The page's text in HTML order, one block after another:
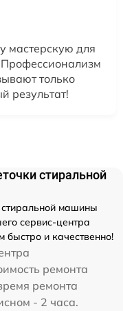
мастерскую для
только
результат!
стиральной
стиральной машины
сервис-центра
и качественно!
ремонта
ремонта
- 2 часа.